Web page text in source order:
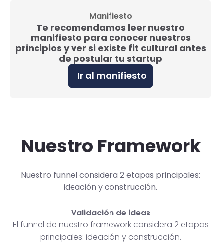
Manifiesto
Te recomendamos leer nuestro
manifiesto para conocer nuestros
principios y ver si existe fit cultural antes
de postular tu startup
Ir al manifiesto
Nuestro Framework
Nuestro funnel considera 2 etapas principales:
ideación y construcción.
Validación de ideas
El funnel de nuestro framework considera 2 etapas
principales: ideación y construcción.